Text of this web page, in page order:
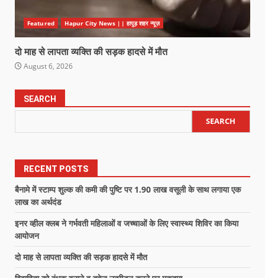
Featured Hapur City News || हापुड़ शहर न्यूज़
दो माह से लापता व्यक्ति की सड़क हादसे में मौत
August 6, 2026
SEARCH
SEARCH
RECENT POSTS
बैनामे में स्टाम्प शुल्क की कमी की पुष्टि पर 1.90 लाख वसूली के साथ लगाया एक
लाख का अर्थदंड
इनर व्हील क्लब ने गर्भवती महिलाओं व जच्चाओं के लिए स्वास्थ्य शिविर का किया
आयोजन
दो माह से लापता व्यक्ति की सड़क हादसे में मौत